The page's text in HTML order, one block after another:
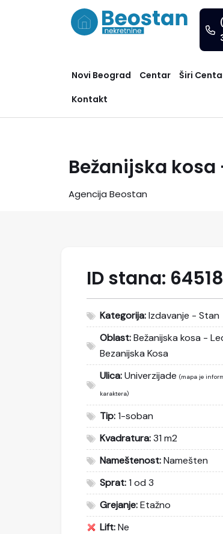
Novi Beograd Centar Širi
Kontakt
Bežanijska
Agencija Beostan
ID stana: 64518
Kategorija:Izdavanje - Stan
Oblast:Bežanijska kosa -
Bezanijska Kosa
Ulica:Univerzijade (mapa je
karaktera)
Tip:1-soban
Kvadratura:31 m2
Nameštenost:Namešten
Sprat:1 od 3
Grejanje:Etažno
Lift:Ne